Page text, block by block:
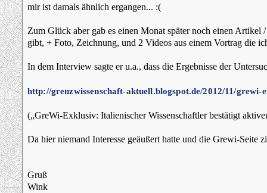
mir ist damals ähnlich ergangen... :(
Zum Glück aber gab es einen Monat später noch einen
gibt, + Foto, Zeichnung, und 2 Videos aus einem Vortrag die
In dem Interview sagte er u.a., dass die Ergebnisse der
http://grenzwissenschaft-aktuell.blogspot.de/2012/11/
(„GreWi-Exklusiv: Italienischer Wissenschaftler bestätigt
Da hier niemand Interesse geäußert hatte und die Grewi-Seite
Gruß
Wink